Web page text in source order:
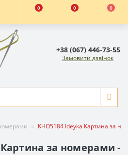
0 0 0
+38 (067) 446-73-55
Замовити дзвінок
KHO5184 Ideyka Картина за
Картина за номерами -